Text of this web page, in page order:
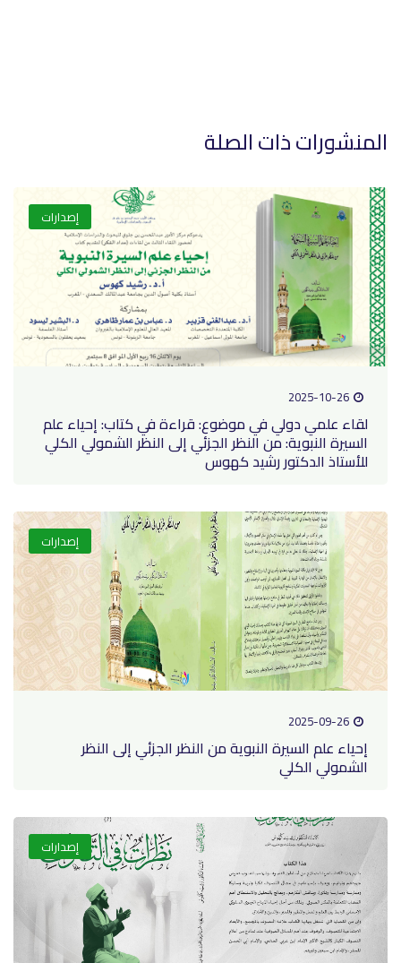
المنشورات ذات الصلة
إصدارات
2025-10-26
لقاء علمي دولي في موضوع: قراءة في كتاب: إحياء علم
السيرة النبوية: من النظر الجزئي إلى النظر الشمولي الكلي
للأستاذ الدكتور رشيد كهوس
إصدارات
2025-09-26
إحياء علم السيرة النبوية من النظر الجزئي إلى النظر
الشمولي الكلي
إصدارات